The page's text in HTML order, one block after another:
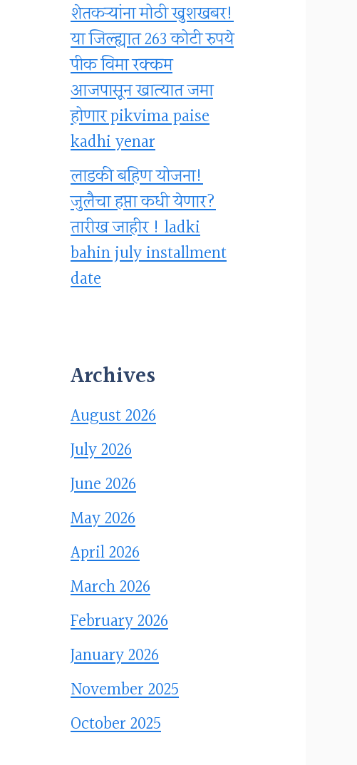
शेतकऱ्यांना मोठी खुशखबर!
या जिल्ह्यात 263 कोटी रुपये
पीक विमा रक्कम
आजपासून खात्यात जमा
होणार pikvima paise
kadhi yenar
लाडकी बहिण योजना!
जुलैचा हप्ता कधी येणार?
तारीख जाहीर ! ladki
bahin july installment
date
Archives
August 2026
July 2026
June 2026
May 2026
April 2026
March 2026
February 2026
January 2026
November 2025
October 2025